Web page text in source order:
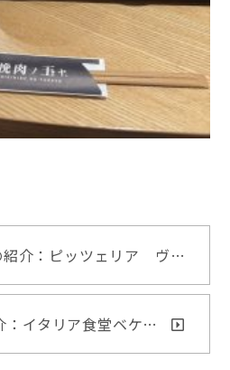
紹介：ピッツェリア ヴ…
：イタリア食堂ベケ…